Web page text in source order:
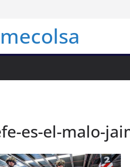
es-el-malo-